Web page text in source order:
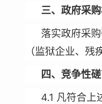
三、政府采购
落实政府采
（监狱企业、
四、竞争性
4.1 凡符合上